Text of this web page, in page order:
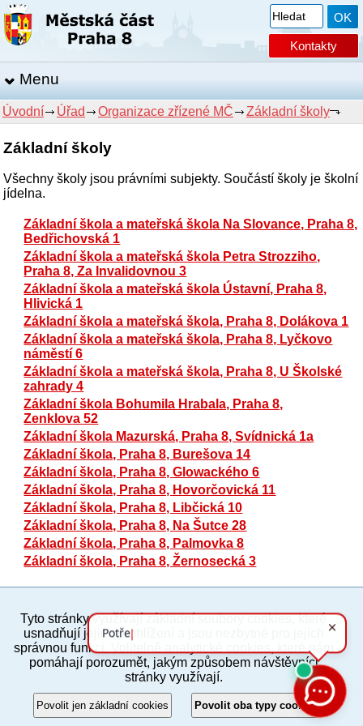
Kontakty
Menu
Úvodní Úřad Organizace zřízené MČ Základní školy
Základní školy
Všechny školy jsou právními subjekty. Součástí školy je školní
jídelna.
Základní škola a mateřská škola Na Slovance, Praha 8,
Bedřichovská 1
Základní škola a mateřská škola Petra Strozziho,
Praha 8, Za Invalidovnou 3
Základní škola a mateřská škola Ústavní, Praha 8,
Hlivická 1
Základní škola a mateřská škola, Praha 8, Dolákova 1
Základní škola a mateřská škola, Praha 8, Lyčkovo
náměstí 6
Základní škola a mateřská škola, Praha 8, U Školské
zahrady 4
Základní škola Bohumila Hrabala, Praha 8,
Zenklova 52
Základní škola Mazurská, Praha 8, Svídnická 1a
Základní škola, Praha 8, Burešova 14
Základní škola, Praha 8, Glowackého 6
Základní škola, Praha 8, Hovorčovická 11
Základní škola, Praha 8, Libčická 10
Základní škola, Praha 8, Na Šutce 28
Základní škola, Praha 8, Palmovka 8
Základní škola, Praha 8, Žernosecká 3
ENG
Povinné a praktické informace
© 2012–2019 MČ Praha 8
Tyto stránky využívají základní soubory cookies, které
usnadňují jejich prohlížení a jsou nezbytné pro jejich
správnou funkci. Volitelně analytické cookies, které nám
pomáhají porozumět, jakým způsobem návštěvníci
stránky využívají.
Povolit jen základní cookies Povolit oba typy cookies